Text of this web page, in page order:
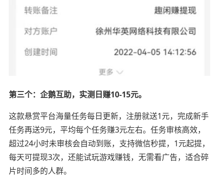
第三个：企鹅互助，实测日赚10-15元。
这款悬赏平台海量任务每日更新，注册就送1元，完成新手
任务再送9元，平均每个任务赚3元左右。任务审核高效，
超过24小时未审核会自动到账，支持微信秒提，1元起提，
每天可提现3次，还能试玩游戏赚钱，无需看广告，适合碎
片时间多的人群。